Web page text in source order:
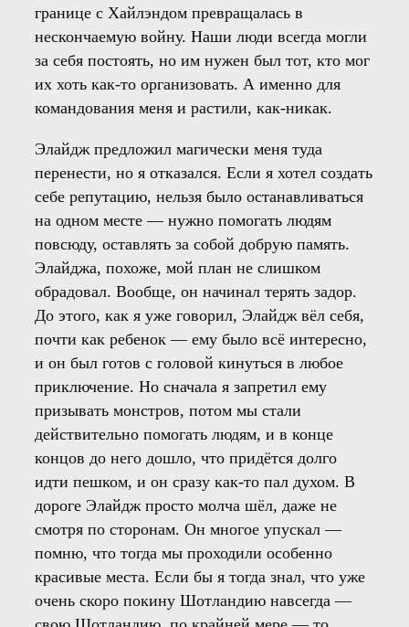
границе с Хайлэндом превращалась в
нескончаемую войну. Наши люди всегда могли
за себя постоять, но им нужен был тот, кто мог
их хоть как-то организовать. А именно для
командования меня и растили, как-никак.
Элайдж предложил магически меня туда
перенести, но я отказался. Если я хотел создать
себе репутацию, нельзя было останавливаться
на одном месте — нужно помогать людям
повсюду, оставлять за собой добрую память.
Элайджа, похоже, мой план не слишком
обрадовал. Вообще, он начинал терять задор.
До этого, как я уже говорил, Элайдж вёл себя,
почти как ребенок — ему было всё интересно,
и он был готов с головой кинуться в любое
приключение. Но сначала я запретил ему
призывать монстров, потом мы стали
действительно помогать людям, и в конце
концов до него дошло, что придётся долго
идти пешком, и он сразу как-то пал духом. В
дороге Элайдж просто молча шёл, даже не
смотря по сторонам. Он многое упускал —
помню, что тогда мы проходили особенно
красивые места. Если бы я тогда знал, что уже
очень скоро покину Шотландию навсегда —